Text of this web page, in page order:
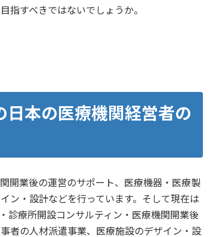
指すべきではないでしょうか。
本の医療機関経営者の
開業後の運営のサポート、医療機器・医療製
ン・設計などを行っています。そして現在は
診療所開設コンサルティン・医療機関開業後
者の人材派遣事業、医療施設のデザイン・設